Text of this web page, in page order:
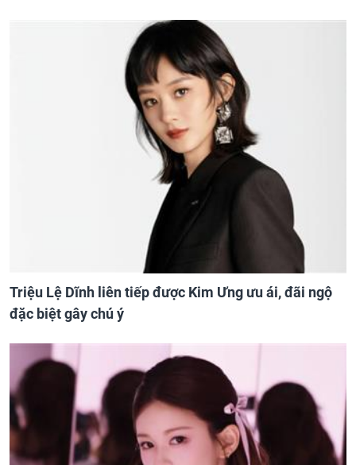
Triệu Lệ Dĩnh liên tiếp được Kim Ưng ưu ái, đãi ngộ
đặc biệt gây chú ý